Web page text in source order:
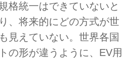
格統一はできていないと
、将来的にどの方式が世
見えていない。世界各国
の形が違うように、EV用